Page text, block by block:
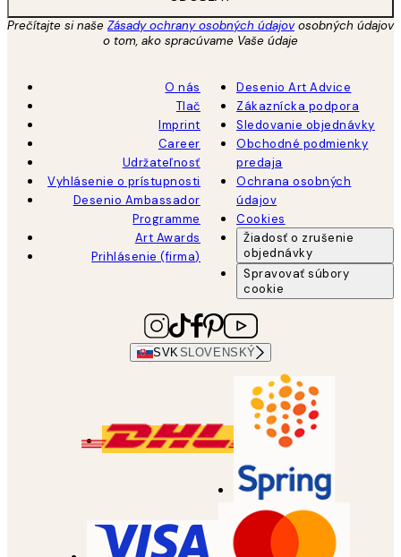
Prečítajte si naše Zásady ochrany osobných údajovosobných údajov
o tom, ako spracúvame Vaše údaje
O nás
Tlač
Imprint
Career
Udržateľnosť
Vyhlásenie o prístupnosti
Desenio Ambassador
Programme
Art Awards
Prihlásenie (firma)
Desenio Art Advice
Zákaznícka podpora
Sledovanie objednávky
Obchodné podmienky
predaja
Ochrana osobných
údajov
Cookies
Žiadosť o zrušenie
objednávky
Spravovať súbory
cookie
SVKSLOVENSKÝ